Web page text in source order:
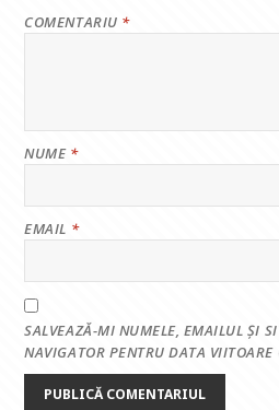
COMENTARIU *
NUME *
EMAIL *
SALVEAZĂ-MI NUMELE, EMAILUL ȘI
NAVIGATOR PENTRU DATA VIITOARE